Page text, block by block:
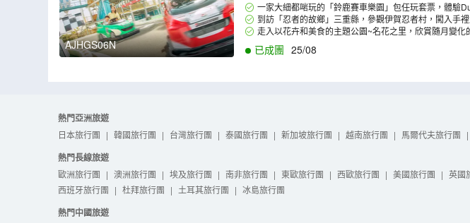
AJHGS06N
一家大細都啱玩的「鈴鹿賽車樂園」包任玩套票，體驗
超人氣遊樂設施! 快到鈴鹿賽車場一圓賽車夢！(註2)
到訪「忍者的故鄉」三重縣，參觀伊賀忍者村，闖入手
族館，一睹被稱為美人魚的原型「儒艮」。(註2)
走入以花卉和美食的主題公園~名花之里，欣賞隨月變
已成團 25/08
熱門亞洲旅遊
日本旅行團 | 韓國旅行團 | 台灣旅行團 | 泰國旅行團 | 新加坡旅行團 | 越南旅行團 | 馬爾代夫旅行團 |
熱門長線旅遊
歐洲旅行團 | 澳洲旅行團 | 埃及旅行團 | 南非旅行團 | 東歐旅行團 | 西歐旅行團 | 美國旅行團 | 英國
西班牙旅行團 | 杜拜旅行團 | 土耳其旅行團 | 冰島旅行團
熱門中國旅遊